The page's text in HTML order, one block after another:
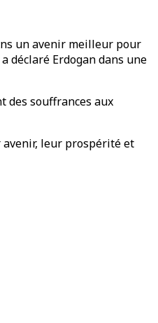
un avenir meilleur pour
déclaré Erdogan dans une
des souffrances aux
avenir, leur prospérité et